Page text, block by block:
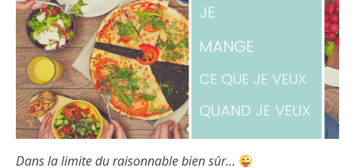
Dans la limite du raisonnable bien sûr…